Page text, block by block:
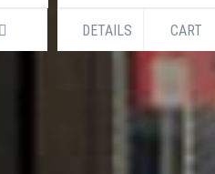
DETAILS CART